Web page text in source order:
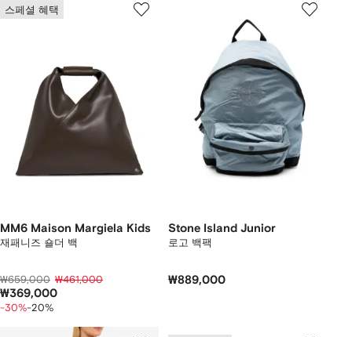
스페셜 혜택
MM6 Maison Margiela Kids
재패니즈 숄더 백
₩659,000 ₩461,000
₩369,000
-30%-20%
Stone Island Junior
로고 백팩
₩889,000